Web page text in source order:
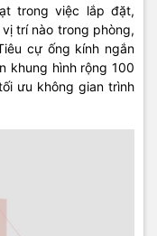
trong việc lắp đặt,
trí nào trong phòng,
cự ống kính ngắn
khung hình rộng 100
ưu không gian trình